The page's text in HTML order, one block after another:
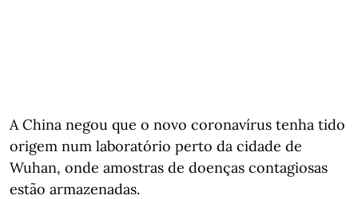
A China negou que o novo coronavírus tenha tido
origem num laboratório perto da cidade de
Wuhan, onde amostras de doenças contagiosas
estão armazenadas.